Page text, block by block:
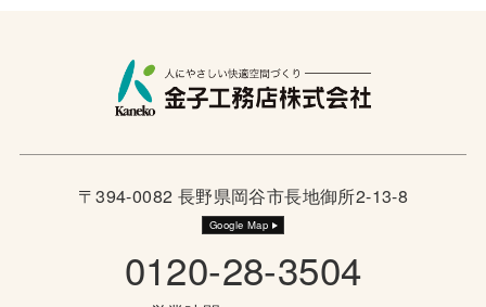
〒394-0082 長野県岡谷市長地御所2-13-8
Google Map
0120-28-3504